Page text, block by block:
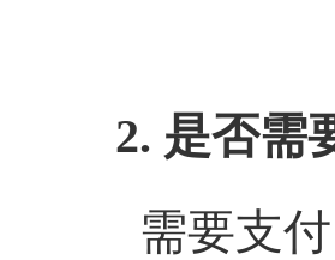
2. 是否需
需要支